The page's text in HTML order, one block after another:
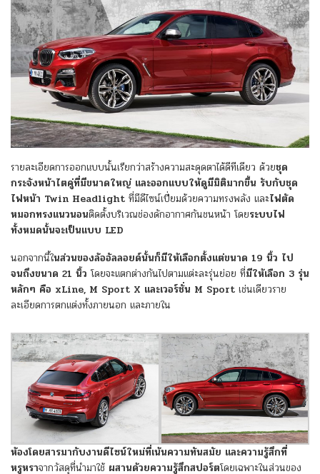
รายละเอียดการออกแบบนั้นเรียกว่าสร้างความสะดุดตาได้ดีทีเดียว ด้วยชุด
กระจังหน้าไตคู่ที่มีขนาดใหญ่ และออกแบบให้ดูมีมิติมากขึ้น รับกับชุด
ไฟหน้า Twin Headlight ที่มีดีไซน์เปี่ยมด้วยความทรงพลัง และไฟตัด
หมอกทรงแนวนอนติดตั้งบริเวณช่องดักอากาศกันชนหน้า โดยระบบไฟ
ทั้งหมดนั้นจะเป็นแบบ LED
นอกจากนี้ในส่วนของล้ออัลลอยด์นั้นก็มีให้เลือกตั้งแต่ขนาด 19 นิ้ว ไป
จนถึงขนาด 21 นิ้ว โดยจะแตกต่างกันไปตามแต่ะละรุ่นย่อย ที่มีให้เลือก 3 รุ่น
หลักๆ คือ xLine, M Sport X และเวอร์ชั่น M Sport เช่นเดียวราย
ละเอียดการตกแต่งทั้งภายนอก และภายใน
ห้องโดยสารมากับงานดีไซน์ใหม่ที่เน้นความทันสมัย และความรู้สึกที่
หรูหราจากวัสดุที่นำมาใช้ ผสานด้วยความรู้สึกสปอร์ตโดยเฉพาะในส่วนของ